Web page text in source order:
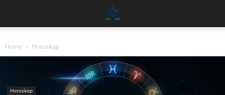
Home Horoskop
Horoskop